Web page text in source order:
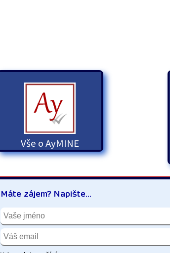
Vše o AyMINE
Máte zájem? Napište...